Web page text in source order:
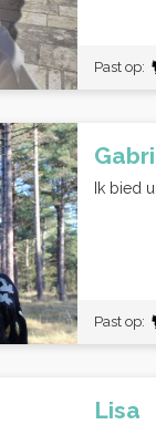
Past op:
Ik bied
Past op:
Lisa